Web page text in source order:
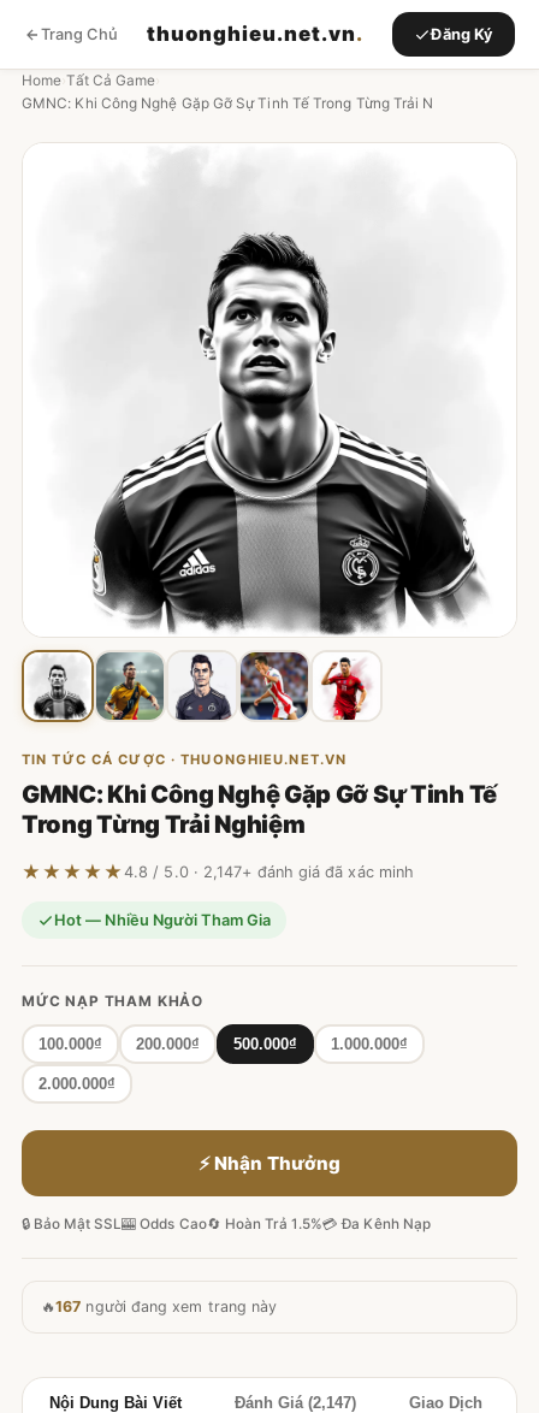
Trang Chủ thuonghieu.net.vn. Đăng Ký
Home ›Tất Cả Game
GMNC: Khi Công Nghệ Gặp Gỡ Sự Tinh Tế Trong Từng Trải N
TIN TỨC CÁ CƯỢC · THUONGHIEU.NET.VN
GMNC: Khi Công Nghệ Gặp Gỡ Sự Tinh Tế
Trong Từng Trải Nghiệm
★★★★★ 4.8 / 5.0 · 2,147+ đánh giá đã xác minh
Hot — Nhiều Người Tham Gia
MỨC NẠP THAM KHẢO
100.000₫ 200.000₫ 500.000₫ 1.000.000₫
2.000.000₫
⚡ Nhận Thưởng
🔒 Bảo Mật SSL🎰 Odds Cao🔄 Hoàn Trả 1.5%💳 Đa Kênh Nạp
🔥167 người đang xem trang này
Nội Dung Bài Viết Đánh Giá (2,147) Giao Dịch